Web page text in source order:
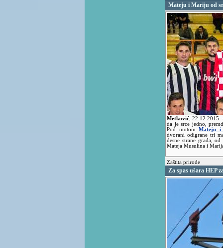
Mateju i Mariju od
Metković ,22.12.2015.
da je srce jedno,
Pod motomMateju i
dvorani odigrane tri
desne strane grada,
Mateja Musulina i
Zaštita prirode
Za spas ušara HEP